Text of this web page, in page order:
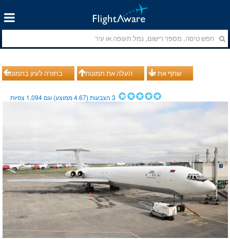
בחזרה לעיון בתמונות העלה את תמונותיך שתף את זה
3הצבעות (4.67ממוצע) וגם 1,094 צפיות